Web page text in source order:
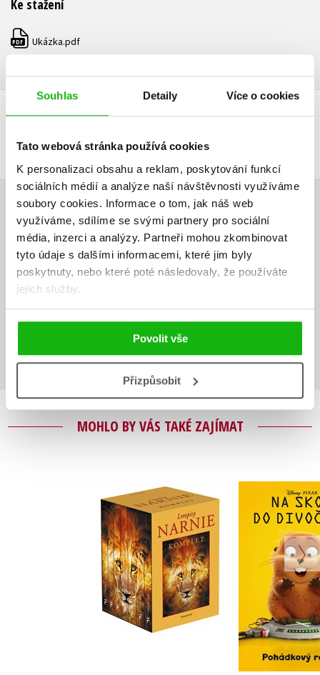
Souhlas Detaily Více o cookies
Tato webová stránka používá cookies
K personalizaci obsahu a reklam, poskytování funkcí
sociálních médií a analýze naší návštěvnosti využíváme
soubory cookies. Informace o tom, jak náš web
využíváme, sdílíme se svými partnery pro sociální
média, inzerci a analýzy. Partneři mohou zkombinovat
tyto údaje s dalšími informacemi, které jim byly
poskytnuty, nebo které poté následovaly, že používáte
jejich služby.
Povolit vše
Přizpůsobit
Ke stažení
PDF Ukázka.pdf
HODNOCENÍ ČTENÁŘŮ
V současné době nejsou vytvořena žádná uživatelská hodnocení.
Vaše hodnocení
Uživatelskou recenzi mohou vkládat pouze registrovaní uživatelé
MOHLO BY VÁS TAKÉ ZAJÍMAT
NARNIE – komplet
1.-7.díl – box
C. S. Lewis
Do košíku
Na skok
-
Do
215 Kč